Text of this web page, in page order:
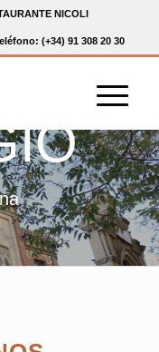
NICOLI
(+34) 91 308 20 30